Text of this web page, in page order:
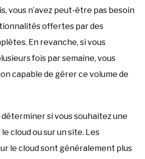
vous n’avez peut-être pas besoin
offertes par des
En revanche, si vous
fois par semaine, vous
capable de gérer ce volume de
déterminer si vous souhaitez une
cloud ou sur un site. Les
le cloud sont généralement plus